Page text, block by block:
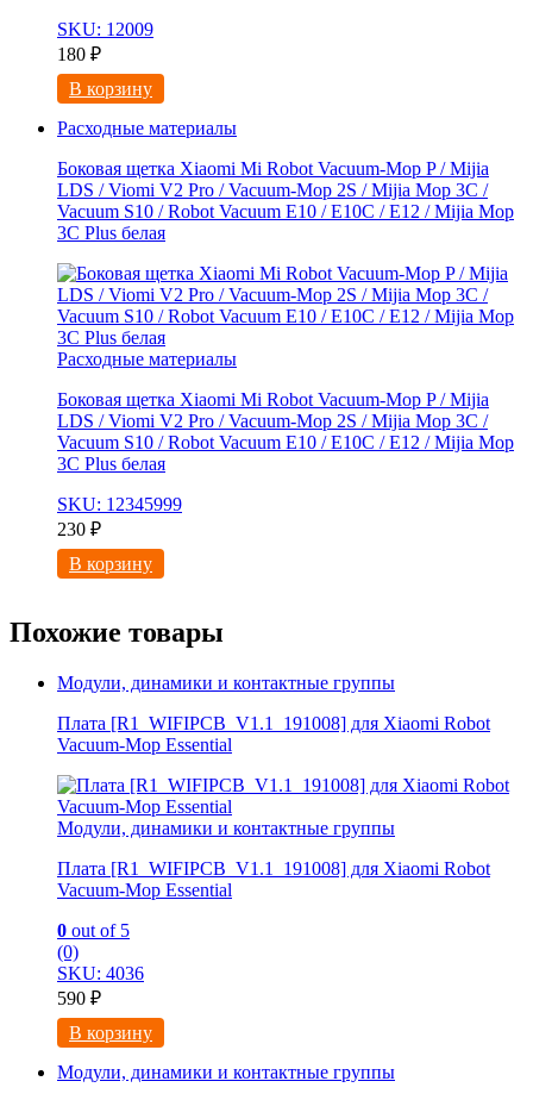
SKU: 12009
180 ₽
В корзину
Расходные материалы
Боковая щетка Xiaomi Mi Robot Vacuum-Mop P / Mijia
LDS / Viomi V2 Pro / Vacuum-Mop 2S / Mijia Mop 3C /
Vacuum S10 / Robot Vacuum E10 / E10C / E12 / Mijia Mop
3С Рlus белая
Расходные материалы
Боковая щетка Xiaomi Mi Robot Vacuum-Mop P / Mijia
LDS / Viomi V2 Pro / Vacuum-Mop 2S / Mijia Mop 3C /
Vacuum S10 / Robot Vacuum E10 / E10C / E12 / Mijia Mop
3С Рlus белая
SKU: 12345999
230 ₽
В корзину
Похожие товары
Модули, динамики и контактные группы
Плата [R1_WIFIPCB_V1.1_191008] для Xiaomi Robot
Vacuum-Mop Essential
Модули, динамики и контактные группы
Плата [R1_WIFIPCB_V1.1_191008] для Xiaomi Robot
Vacuum-Mop Essential
0 out of 5
(0)
SKU: 4036
590 ₽
В корзину
Модули, динамики и контактные группы